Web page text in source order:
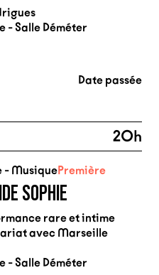
- Salle Déméter
Date passée
20h
- MusiquePremière
SOPHIE
rare et intime
avec Marseille
- Salle Déméter